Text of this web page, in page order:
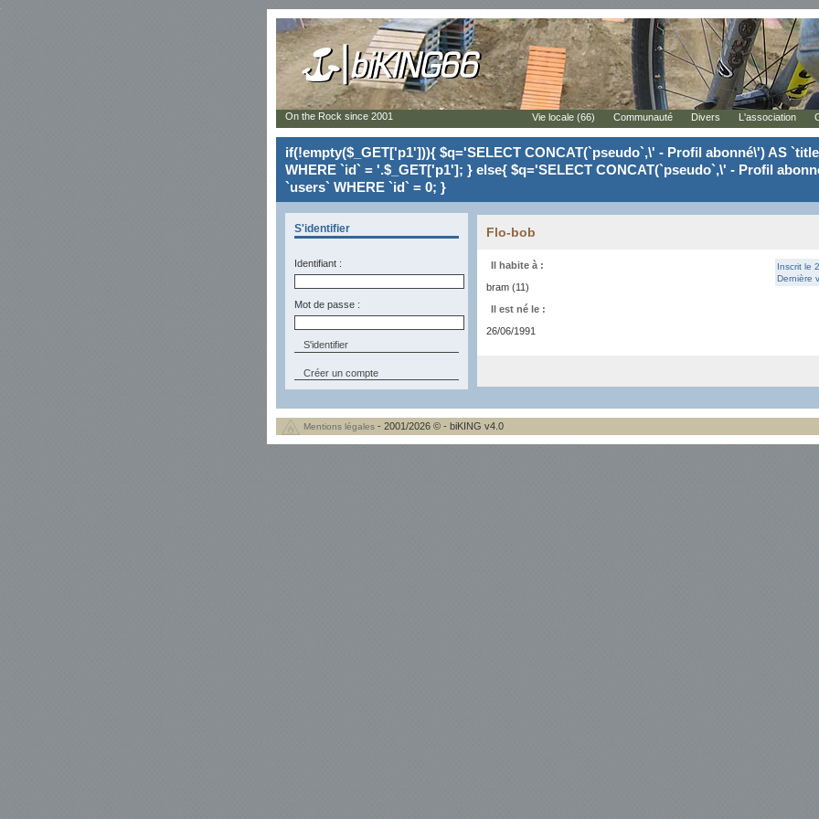
if(!empty($_GET['p1'])){ $q='SELECT CONCAT(`pseudo`,\' - Profil abonné\') AS
WHERE `id` = '.$_GET['p1']; } else{ $q='SELECT CONCAT(`pseudo`,\' - Profil
`users` WHERE `id` = 0; }
S'identifier
Identifiant :
Mot de passe :
Créer un compte
Flo-bob
Inscrit le
Dernière
Il habite à :
bram (11)
Il est né le :
26/06/1991
On the Rock since 2001 Vie locale (66) Communauté Divers L'association
Mentions légales - 2001/2026 © - biKING v4.0